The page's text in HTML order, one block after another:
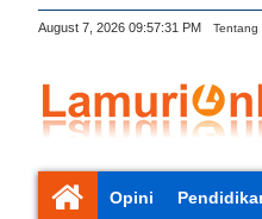
August 7, 2026 09:57:32 PM Tentang
Opini